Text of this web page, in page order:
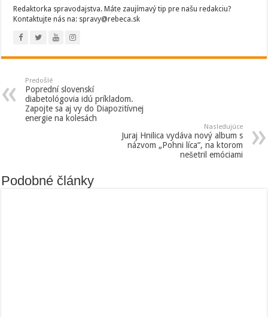
Redaktorka spravodajstva. Máte zaujímavý tip pre našu redakciu?
Kontaktujte nás na: spravy@rebeca.sk
Predošlé
Poprední slovenskí
diabetológovia idú príkladom.
Zapojte sa aj vy do Diapozitívnej
energie na kolesách
Nasledujúce
Juraj Hnilica vydáva nový album s
názvom „Pohni líca“, na ktorom
nešetril emóciami
Podobné články